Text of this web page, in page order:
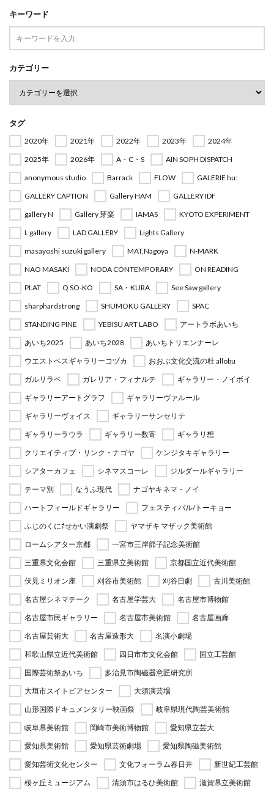
キーワード
カテゴリー
タグ
2020年 2021年 2022年 2023年
2024年
2025年
2026年 A・C・S
AIN SOPH DISPATCH
anonymous studio
Barrack FLOW
GALERIE hu:
GALLERY CAPTION
Gallery HAM
GALLERY IDF
gallery N
Gallery 芽楽 IAMAS
KYOTO EXPERIMENT
L gallery
LAD GALLERY
Lights Gallery
masayoshi suzuki gallery
MAT,Nagoya
N-MARK
NAO MASAKI
NODA CONTEMPORARY
ON READING
PLAT
Q SO-KO SA・KURA
See Saw gallery
sharphardstrong
SHUMOKU GALLERY
SPAC
STANDING PINE
YEBISU ART LABO
アートラボあいち
あいち2025
あいち2028
あいちトリエンナーレ
ウエストベスギャラリーコヅカ
おおぶ文化交流の杜 allobu
ガルリラペ
ガレリア・フィナルテ
ギャラリー・ノイボイ
ギャラリーアートグラフ
ギャラリーヴァルール
ギャラリーヴォイス
ギャラリーサンセリテ
ギャラリーラウラ
ギャラリー数寄
ギャラリ想
クリエイティブ・リンク・ナゴヤ
ケンジタキギャラリー
シアターカフェ
シネマスコーレ
ジルダールギャラリー
テーマ別
なうふ現代
ナゴヤキネマ・ノイ
ハートフィールドギャラリー
フェスティバル/トーキョー
ふじのくに⇄せかい演劇祭
ヤマザキ マザック美術館
ロームシアター京都
一宮市三岸節子記念美術館
三重県文化会館
三重県立美術館
京都国立近代美術館
伏見ミリオン座
刈谷市美術館 刈谷日劇
古川美術館
名古屋シネマテーク
名古屋学芸大
名古屋市博物館
名古屋市民ギャラリー
名古屋市美術館
名古屋画廊
名古屋芸術大
名古屋造形大
名演小劇場
和歌山県立近代美術館
四日市市文化会館
国立工芸館
国際芸術祭あいち
多治見市陶磁器意匠研究所
大垣市スイトピアセンター
大須演芸場
山形国際ドキュメンタリー映画祭
岐阜県現代陶芸美術館
岐阜県美術館
岡崎市美術博物館
愛知県立芸大
愛知県美術館
愛知県芸術劇場
愛知県陶磁美術館
愛知芸術文化センター
文化フォーラム春日井
新世紀工芸館
桜ヶ丘ミュージアム
清須市はるひ美術館
滋賀県立美術館